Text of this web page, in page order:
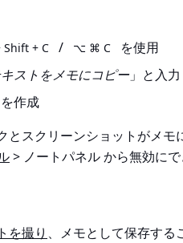
Shift + C / ⌥ ⌘ C
を使用
ストをメモにコピー」と入力
作成
スクリーンショットがメモ
> ノートパネルから無効にで
を撮り 、メモとして保存する